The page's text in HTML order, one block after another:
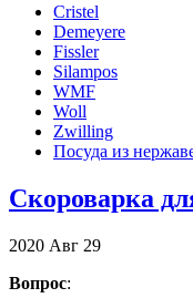
Cristel
Demeyere
Fissler
Silampos
WMF
Woll
Zwilling
Посуда из
Скороварка
2020 Авг 29
Вопрос: